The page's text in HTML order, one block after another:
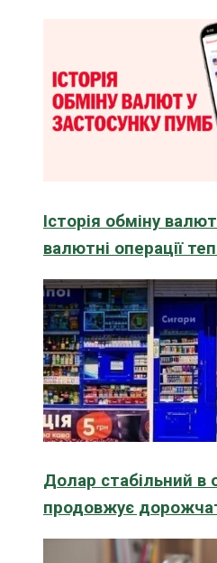
Історія обміну
валютні операції
Долар стабільний в
продовжує